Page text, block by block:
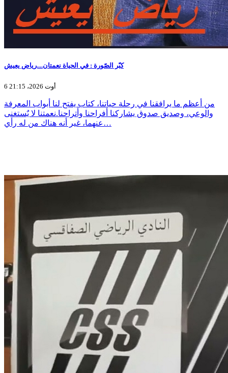
كبّر الصّورة : في الحياة نعمتان....رياض يعيش
6 أوت 2026، 21:15
من أعظم ما يرافقنا في رحلة حياتنا، كتاب يفتح لنا أبواب المعرفة
والوعي، وصديق صدوق يشاركنا أفراحنا وأتراحنا.نعمتنا لا يٌستغنى
عنهما، غير أنه هناك من له رأي…